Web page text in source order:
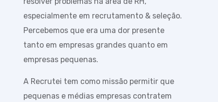
especialmente em recrutamento & seleção.
Percebemos que era uma dor presente
tanto em empresas grandes quanto em
empresas pequenas.
A Recrutei tem como missão permitir que
pequenas e médias empresas contratem